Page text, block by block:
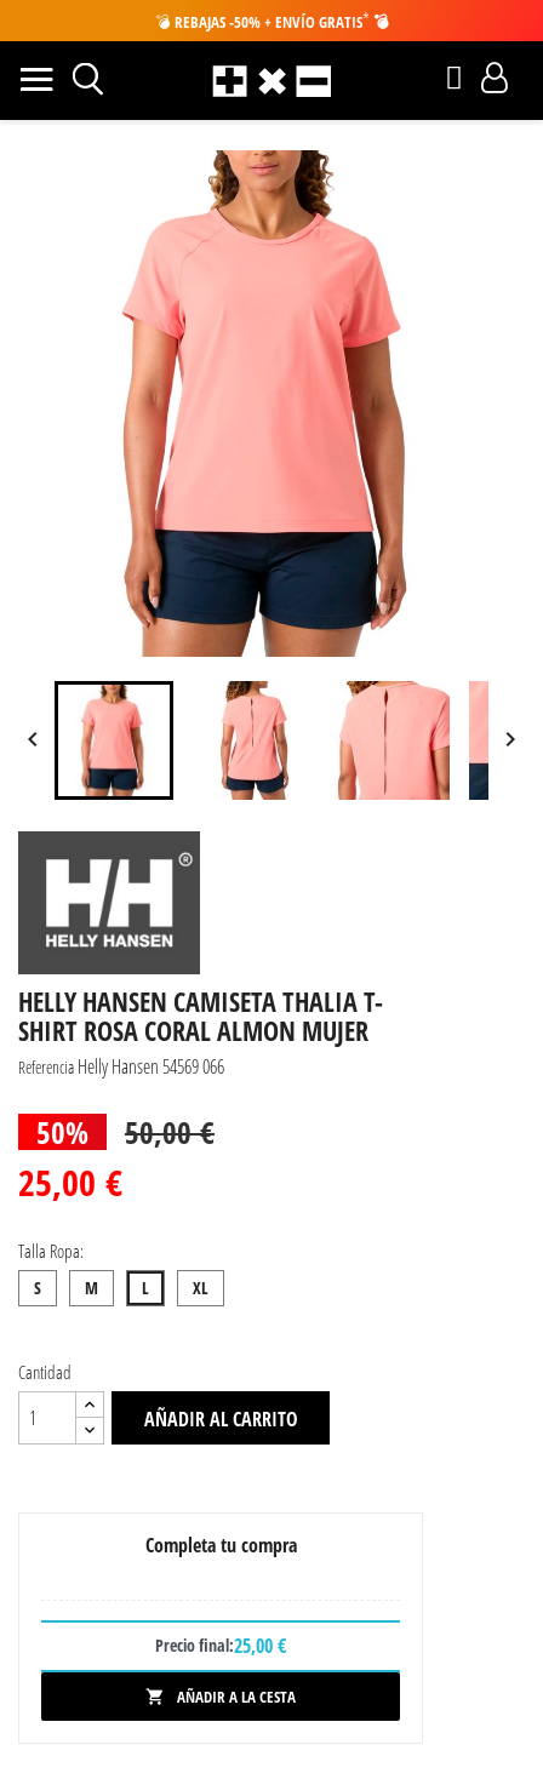
💣 REBAJAS -50% + ENVÍO GRATIS* 💣
 
HELLY HANSEN CAMISETA THALIA T-
SHIRT ROSA CORAL ALMON MUJER
Referencia Helly Hansen 54569 066
50% 50,00 €
25,00 €
Talla Ropa:
S M L XL
Cantidad
AÑADIR AL CARRITO
Completa tu compra
Precio final:25,00 €
 AÑADIR A LA CESTA